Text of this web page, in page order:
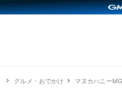
グルメ・おでかけ マヌカハニー